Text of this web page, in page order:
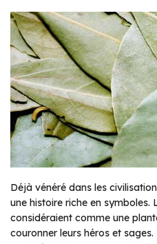
Déjà vénéré dans les
une histoire riche en symboles.
considéraient comme une
couronner leurs héros et